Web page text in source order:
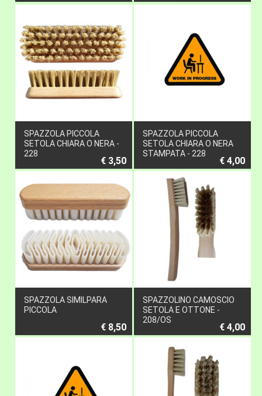
SPAZZOLA PICCOLA
SETOLA CHIARA O NERA -
228
€ 3,50
SPAZZOLA PICCOLA
SETOLA CHIARA O NERA
STAMPATA - 228
€ 4,00
SPAZZOLA SIMILPARA
PICCOLA
€ 8,50
SPAZZOLINO CAMOSCIO
SETOLA E OTTONE -
208/OS
€ 4,00